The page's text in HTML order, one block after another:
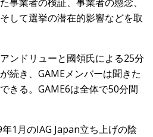
して選挙の潜在的影響などを取
ンドリューと國領氏による25分
続き、GAMEメンバーは聞きた
きる。GAME6は全体で50分間
1月のIAG Japan立ち上げの陰